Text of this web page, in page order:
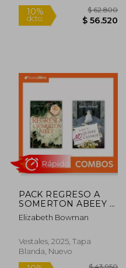
dcto. $ 56.520
PACK REGRESO A
SOMERTON ABEEY +
LADY V. NO QUIERE
CASARSE
Elizabeth Bowman
Vestales, 2025, Tapa
Blanda, Nuevo